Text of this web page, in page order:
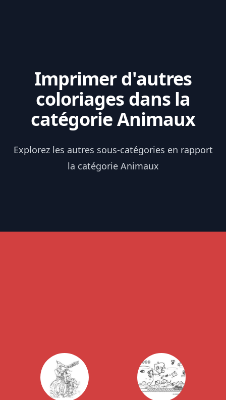
Imprimer d'autres
coloriages dans la
catégorie Animaux
Explorez les autres sous-catégories en rapport
la catégorie Animaux